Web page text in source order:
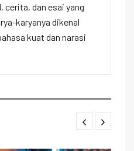
cerita, dan esai yang
karyanya dikenal
kuat dan narasi